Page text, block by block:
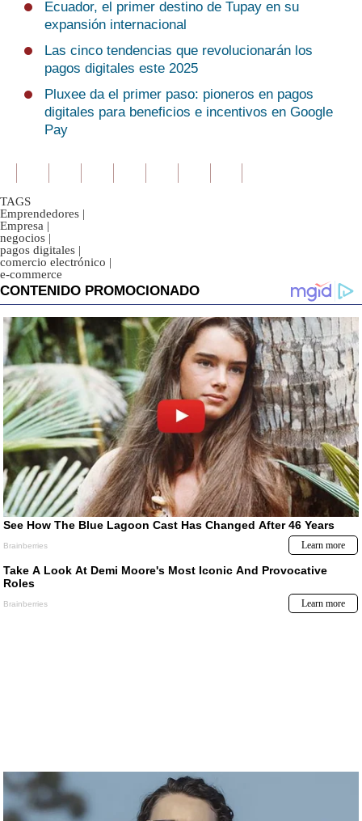
Ecuador, el primer destino de Tupay en su
expansión internacional
Las cinco tendencias que revolucionarán los
pagos digitales este 2025
Pluxee da el primer paso: pioneros en pagos
digitales para beneficios e incentivos en Google
Pay
TAGS
Emprendedores |
Empresa |
negocios |
pagos digitales |
comercio electrónico |
e-commerce